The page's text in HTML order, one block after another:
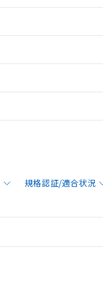
規格認証/適合状況